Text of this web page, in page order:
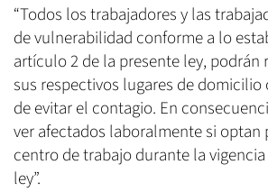
“Todos los trabajadores y las
de vulnerabilidad conforme a lo
artículo 2 de la presente ley, podrán
sus respectivos lugares de domicilio
de evitar el contagio. En
ver afectados laboralmente si optan
centro de trabajo durante la
ley”.